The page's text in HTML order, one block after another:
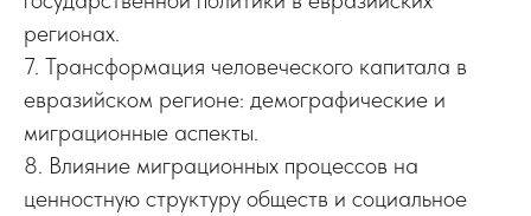
регионах.
7. Трансформация человеческого капитала в
евразийском регионе: демографические и
миграционные аспекты.
8. Влияние миграционных процессов на
ценностную структуру обществ и социальное